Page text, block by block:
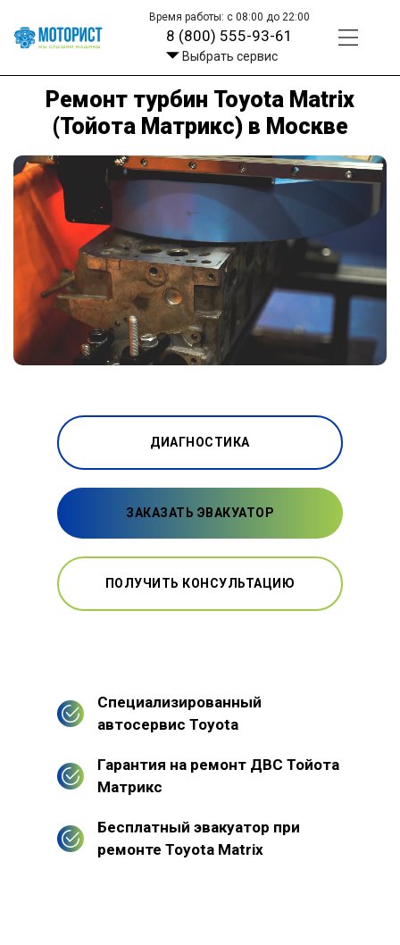
Время работы: с 08:00 до 22:00
8 (800) 555-93-61
Выбрать сервис
Ремонт турбин Toyota Matrix
(Тойота Матрикс) в Москве
ДИАГНОСТИКА
ЗАКАЗАТЬ ЭВАКУАТОР
ПОЛУЧИТЬ КОНСУЛЬТАЦИЮ
Специализированный
автосервис Toyota
Гарантия на ремонт ДВС Тойота
Матрикс
Бесплатный эвакуатор при
ремонте Toyota Matrix